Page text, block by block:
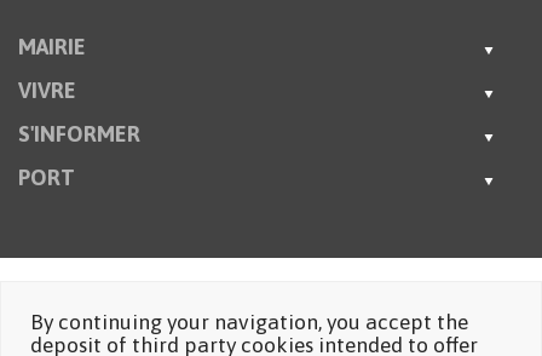
MAIRIE
VIVRE
S'INFORMER
PORT
By continuing your navigation, you accept the
deposit of third party cookies intended to offer